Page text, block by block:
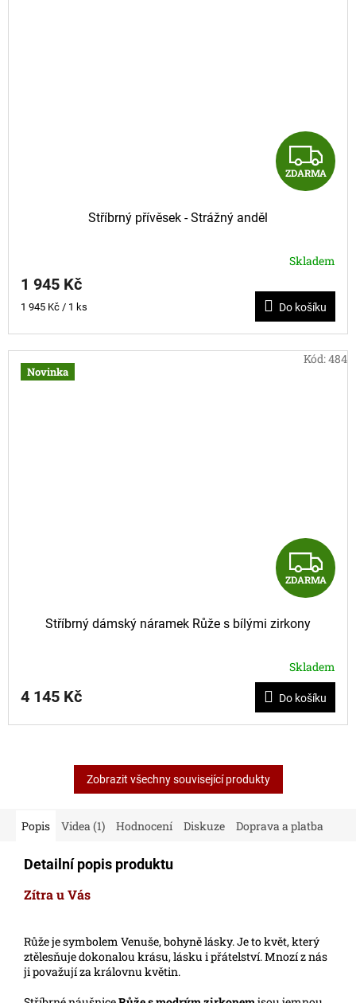
Z
D
R
M
A
ZDARMA
Stříbrný přívěsek - Strážný anděl
Skladem
1 945 Kč
Měrná
1 945 Kč / 1 ks Do košíku
Novinka
Z
D
R
M
A
ZDARMA
Stříbrný dámský náramek Růže s bílými zirkony
Skladem
4 145 Kč Do košíku
Kód:484
Zobrazit všechny související produkty
Popis Videa (1) Hodnocení Diskuze Doprava a platba
Detailní popis produktu
Zítra u Vás
Růže je symbolem Venuše, bohyně lásky. Je to květ, který
ztělesňuje dokonalou krásu, lásku i přátelství. Mnozí z nás
ji považují za královnu květin.